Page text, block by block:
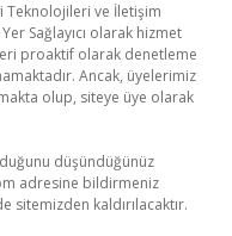
Teknolojileri ve İletişim
Sağlayıcı olarak hizmet
proaktif olarak denetleme
Ancak, üyelerimiz
olup, siteye üye olarak
düşündüğünüz
adresine bildirmeniz
sitemizden kaldırılacaktır.